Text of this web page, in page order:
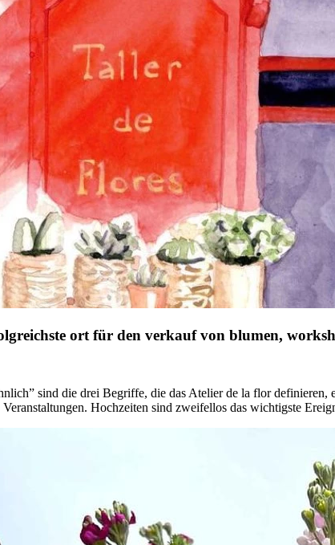
ort für den verkauf von blumen,
sind die drei Begriffe, die das Atelier de la flor
Hochzeiten sind zweifellos das wichtigste